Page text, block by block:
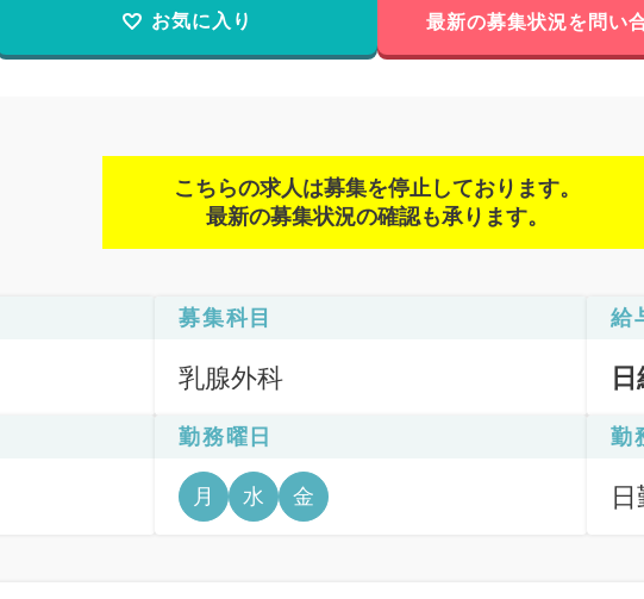
お気に入り 最新の募集状況を問い
こちらの求人は募集を停止しております。
最新の募集状況の確認も承ります。
募集科目
乳腺外科
給
勤務曜日
月 水 金
勤